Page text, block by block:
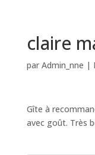
claire
par Admin_nne |
Gîte à
avec goût. Très